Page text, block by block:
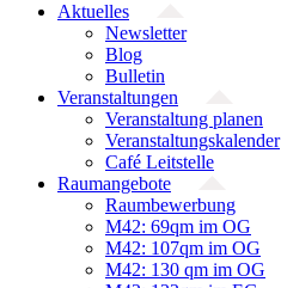
Aktuelles
Newsletter
Blog
Bulletin
Veranstaltungen
Veranstaltung planen
Veranstaltungskalender
Café Leitstelle
Raumangebote
Raumbewerbung
M42: 69qm im OG
M42: 107qm im OG
M42: 130 qm im OG